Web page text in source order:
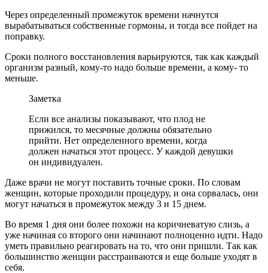
Через определенный промежуток времени начнутся
вырабатываться собственные гормоны, и тогда все пойдет на
поправку.
Сроки полного восстановления варьируются, так как каждый
организм разный, кому-то надо больше времени, а кому- то
меньше.
Заметка
Если все анализы показывают, что плод не
прижился, то месячные должны обязательно
прийти. Нет определенного времени, когда
должен начаться этот процесс. У каждой девушки
он индивидуален.
Даже врачи не могут поставить точные сроки. По словам
женщин, которые проходили процедуру, и она сорвалась, они
могут начаться в промежуток между 3 и 15 днем.
Во время 1 дня они более похожи на коричневатую слизь, а
уже начиная со второго они начинают полноценно идти. Надо
уметь правильно реагировать на то, что они пришли. Так как
большинство женщин расстраиваются и еще больше уходят в
себя.